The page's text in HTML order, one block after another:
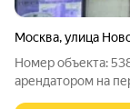
Москва,улица
Номер объекта:
арендатором на